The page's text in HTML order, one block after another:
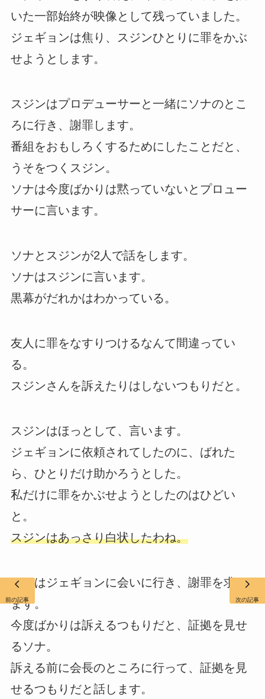
いた一部始終が映像として残っていました。
ジェギョンは焦り、スジンひとりに罪をかぶ
せようとします。
スジンはプロデューサーと一緒にソナのとこ
ろに行き、謝罪します。
番組をおもしろくするためにしたことだと、
うそをつくスジン。
ソナは今度ばかりは黙っていないとプロュー
サーに言います。
ソナとスジンが2人で話をします。
ソナはスジンに言います。
黒幕がだれかはわかっている。
友人に罪をなすりつけるなんて間違ってい
る。
スジンさんを訴えたりはしないつもりだと。
スジンはほっとして、言います。
ジェギョンに依頼されてしたのに、ばれた
ら、ひとりだけ助かろうとした。
私だけに罪をかぶせようとしたのはひどい
と。
スジンはあっさり白状したわね。
ソナはジェギョンに会いに行き、謝罪を求め
ます。
今度ばかりは訴えるつもりだと、証拠を見せ
るソナ。
訴える前に会長のところに行って、証拠を見
せるつもりだと話します。
前の記事 次の記事